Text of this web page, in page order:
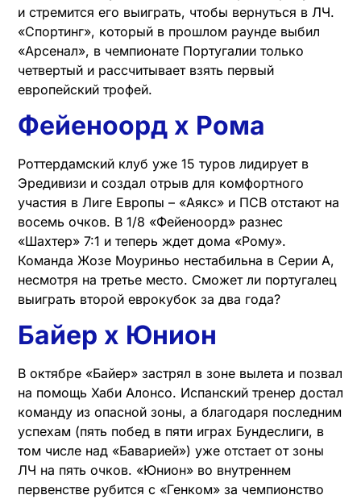
и стремится его выиграть, чтобы вернуться в ЛЧ.
«Спортинг», который в прошлом раунде выбил
«Арсенал», в чемпионате Португалии только
четвертый и рассчитывает взять первый
европейский трофей.
Фейеноорд х Рома
Роттердамский клуб уже 15 туров лидирует в
Эредивизи и создал отрыв для комфортного
участия в Лиге Европы – «Аякс» и ПСВ отстают на
восемь очков. В 1/8 «Фейеноорд» разнес
«Шахтер» 7:1 и теперь ждет дома «Рому».
Команда Жозе Моуриньо нестабильна в Серии А,
несмотря на третье место. Сможет ли португалец
выиграть второй еврокубок за два года?
Байер х Юнион
В октябре «Байер» застрял в зоне вылета и позвал
на помощь Хаби Алонсо. Испанский тренер достал
команду из опасной зоны, а благодаря последним
успехам (пять побед в пяти играх Бундеслиги, в
том числе над «Баварией») уже отстает от зоны
ЛЧ на пять очков. «Юнион» во внутреннем
первенстве рубится с «Генком» за чемпионство